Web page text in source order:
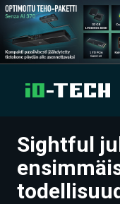
UUTISET
ARTIKKELIT
Sightful